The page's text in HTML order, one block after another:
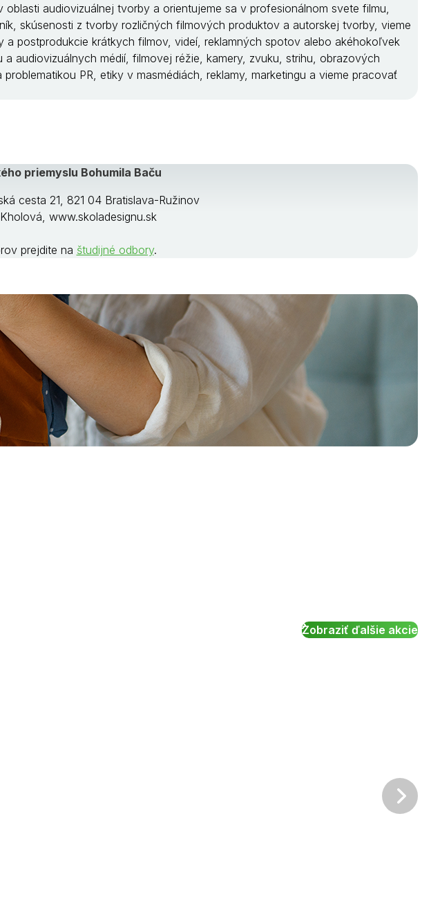
audiovizuálnej tvorby a orientujeme sa v profesionálnom svete filmu,
skúsenosti z tvorby rozličných filmových produktov a autorskej tvorby, vieme
postprodukcie krátkych filmov, videí, reklamných spotov alebo akéhokoľvek
audiovizuálnych médií, filmovej réžie, kamery, zvuku, strihu, obrazových
PR, etiky v masmédiách, reklamy, marketingu a vieme pracovať
priemyslu Bohumila Baču
cesta 21, 821 04 Bratislava-Ružinov
www.skoladesignu.sk
prejdite na študijné odbory.
Zobraziť ďalšie akcie